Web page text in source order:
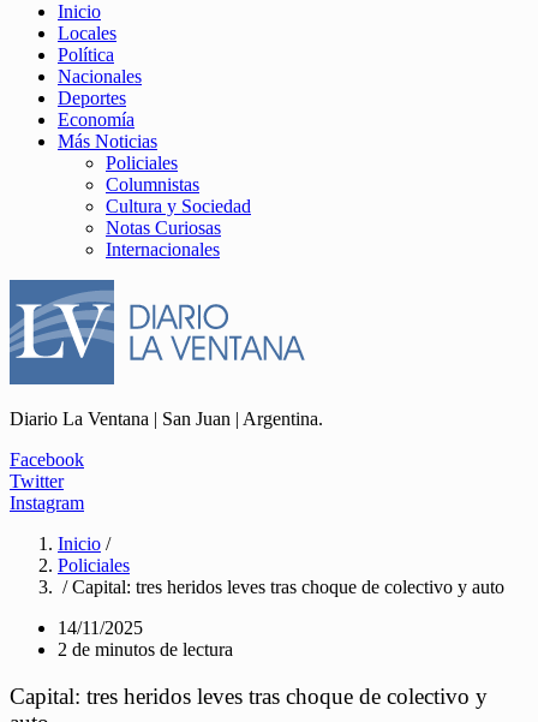
Inicio
Locales
Política
Nacionales
Deportes
Economía
Más Noticias
Policiales
Columnistas
Cultura y Sociedad
Notas Curiosas
Internacionales
Diario La Ventana | San Juan | Argentina.
Facebook
Twitter
Instagram
Inicio /
Policiales
/ Capital: tres heridos leves tras choque de colectivo y auto
14/11/2025
2 de minutos de lectura
Capital: tres heridos leves tras choque de colectivo y